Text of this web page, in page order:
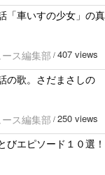
「車いすの少女」の真
ス編集部 / 407 views
の歌。さだまさしの
ス編集部 / 250 views
エピソード１０選！